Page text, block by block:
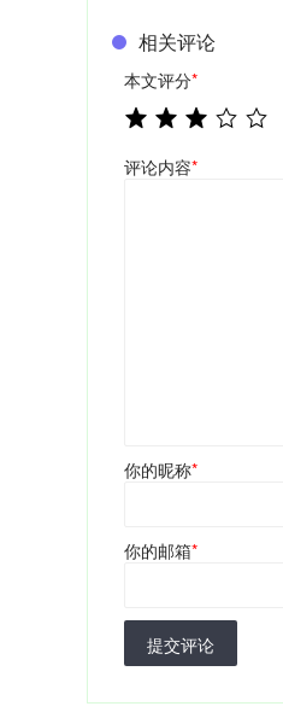
相关评论
本文评分*
评论内容*
你的昵称*
你的邮箱*
提交评论